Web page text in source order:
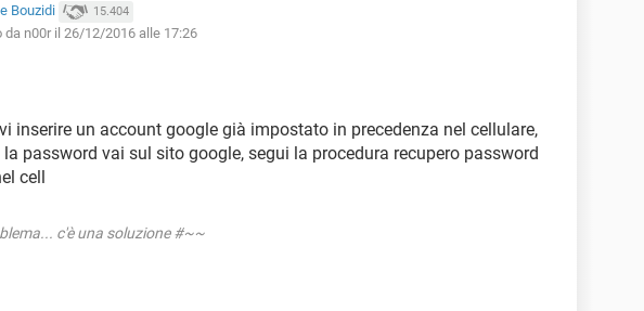
Bouzidi 15.404
da n00r il 26/12/2016 alle 17:26
inserire un account google già impostato in precedenza nel cellulare,
password vai sul sito google, segui la procedura recupero password
cell
c'è una soluzione #~~